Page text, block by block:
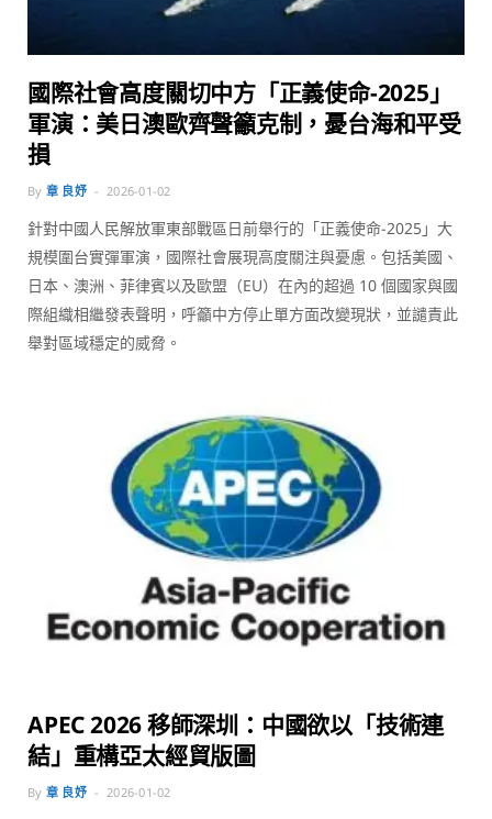
國際社會高度關切中方「正義使命-2025」
軍演：美日澳歐齊聲籲克制，憂台海和平受
損
By 章 良妤 2026-01-02
針對中國人民解放軍東部戰區日前舉行的「正義使命-2025」大
規模圍台實彈軍演，國際社會展現高度關注與憂慮。包括美國、
日本、澳洲、菲律賓以及歐盟（EU）在內的超過 10 個國家與國
際組織相繼發表聲明，呼籲中方停止單方面改變現狀，並譴責此
舉對區域穩定的威脅。
APEC 2026 移師深圳：中國欲以「技術連
結」重構亞太經貿版圖
By 章 良妤 2026-01-02